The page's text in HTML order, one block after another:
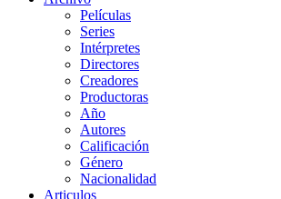
Películas
Series
Intérpretes
Directores
Creadores
Productoras
Año
Autores
Calificación
Género
Nacionalidad
Articulos